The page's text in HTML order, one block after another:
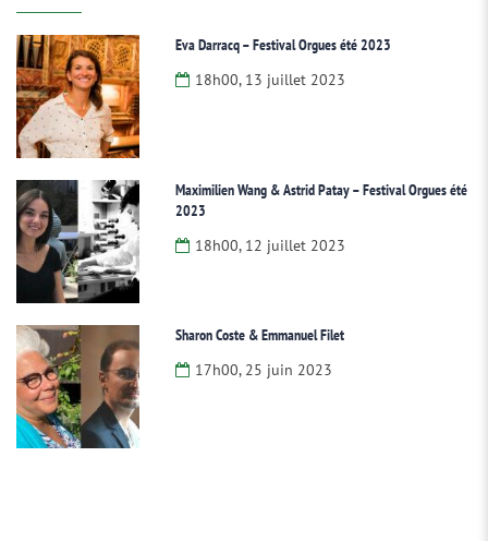
Eva Darracq – Festival Orgues été 2023
18h00, 13 juillet 2023
Maximilien Wang & Astrid Patay – Festival Orgues été
2023
18h00, 12 juillet 2023
Sharon Coste & Emmanuel Filet
17h00, 25 juin 2023